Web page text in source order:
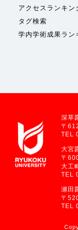
アクセスランキン
タグ検索
学内学術成果ラン
深草
〒
TEL
大宮
〒
大工
TEL
瀬田
〒
TEL